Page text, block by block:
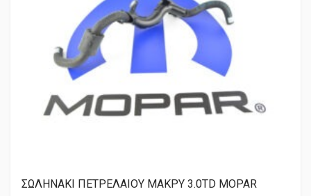
ΣΩΛΗΝΑΚΙ ΠΕΤΡΕΛΑΙΟΥ ΜΑΚΡΥ 3.0TD MOPAR